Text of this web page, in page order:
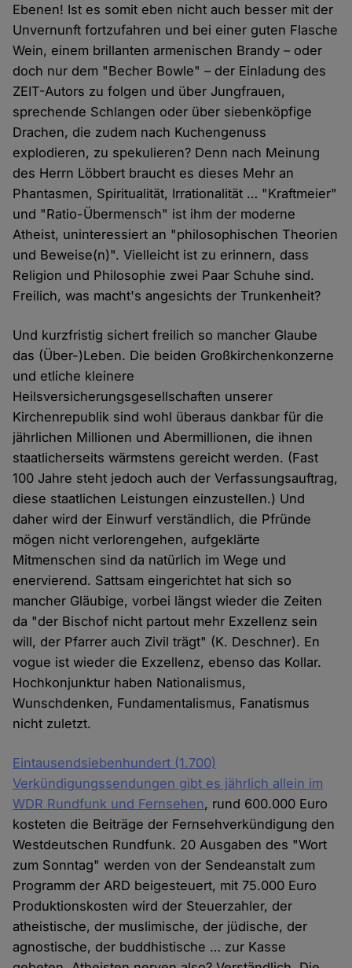
Ebenen! Ist es somit eben nicht auch besser mit der
Unvernunft fortzufahren und bei einer guten Flasche
Wein, einem brillanten armenischen Brandy – oder
doch nur dem "Becher Bowle" – der Einladung des
ZEIT-Autors zu folgen und über Jungfrauen,
sprechende Schlangen oder über siebenköpfige
Drachen, die zudem nach Kuchengenuss
explodieren, zu spekulieren? Denn nach Meinung
des Herrn Löbbert braucht es dieses Mehr an
Phantasmen, Spiritualität, Irrationalität … "Kraftmeier"
und "Ratio-Übermensch" ist ihm der moderne
Atheist, uninteressiert an "philosophischen Theorien
und Beweise(n)". Vielleicht ist zu erinnern, dass
Religion und Philosophie zwei Paar Schuhe sind.
Freilich, was macht's angesichts der Trunkenheit?
Und kurzfristig sichert freilich so mancher Glaube
das (Über-)Leben. Die beiden Großkirchenkonzerne
und etliche kleinere
Heilsversicherungsgesellschaften unserer
Kirchenrepublik sind wohl überaus dankbar für die
jährlichen Millionen und Abermillionen, die ihnen
staatlicherseits wärmstens gereicht werden. (Fast
100 Jahre steht jedoch auch der Verfassungsauftrag,
diese staatlichen Leistungen einzustellen.) Und
daher wird der Einwurf verständlich, die Pfründe
mögen nicht verlorengehen, aufgeklärte
Mitmenschen sind da natürlich im Wege und
enervierend. Sattsam eingerichtet hat sich so
mancher Gläubige, vorbei längst wieder die Zeiten
da "der Bischof nicht partout mehr Exzellenz sein
will, der Pfarrer auch Zivil trägt" (K. Deschner). En
vogue ist wieder die Exzellenz, ebenso das Kollar.
Hochkonjunktur haben Nationalismus,
Wunschdenken, Fundamentalismus, Fanatismus
nicht zuletzt.
Eintausendsiebenhundert (1.700)
Verkündigungssendungen gibt es jährlich allein im
WDR Rundfunk und Fernsehen, rund 600.000 Euro
kosteten die Beiträge der Fernsehverkündigung den
Westdeutschen Rundfunk. 20 Ausgaben des "Wort
zum Sonntag" werden von der Sendeanstalt zum
Programm der ARD beigesteuert, mit 75.000 Euro
Produktionskosten wird der Steuerzahler, der
atheistische, der muslimische, der jüdische, der
agnostische, der buddhistische … zur Kasse